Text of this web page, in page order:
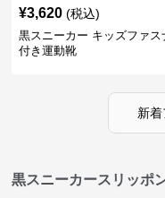
¥3,620 (税込)
黒スニーカー キッズファス
付き運動靴
新
黒スニーカースリッポ